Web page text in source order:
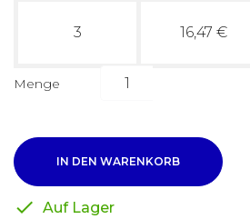
3 16,47 €
Menge
IN DEN WARENKORB
 Auf Lager